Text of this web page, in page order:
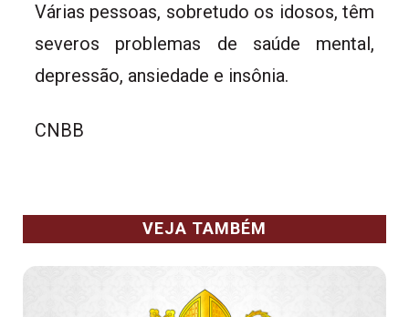
Várias pessoas, sobretudo os idosos, têm
severos problemas de saúde mental,
depressão, ansiedade e insônia.
CNBB
VEJA TAMBÉM